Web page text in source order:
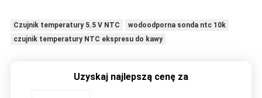
Czujnik temperatury 5.5 V NTC
wodoodporna sonda ntc 10k
czujnik temperatury NTC ekspresu do kawy
Uzyskaj najlepszą cenę za